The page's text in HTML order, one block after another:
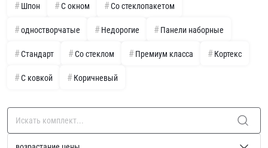
Шпон С окном Со стеклопакетом
одностворчатые Недорогие Панели наборные
Стандарт Со стеклом Премиум класса Кортекс
С ковкой Коричневый